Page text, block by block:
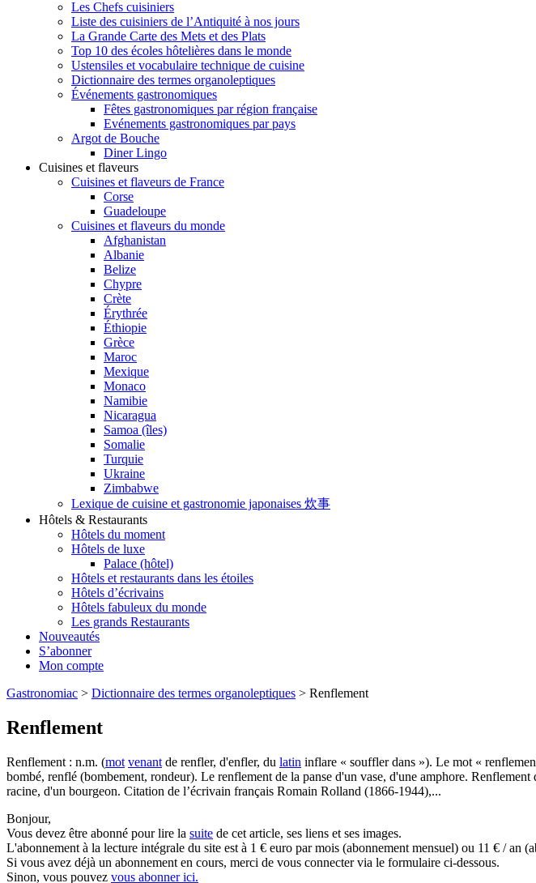
Les Chefs cuisiniers
Liste des cuisiniers de l’Antiquité à nos jours
La Grande Carte des Mets et des Plats
Top 10 des écoles hôtelières dans le monde
Ustensiles et vocabulaire technique de cuisine
Dictionnaire des termes organoleptiques
Événements gastronomiques
Fêtes gastronomiques par région française
Evénements gastronomiques par pays
Argot de Bouche
Diner Lingo
Cuisines et flaveurs
Cuisines et flaveurs de France
Corse
Guadeloupe
Cuisines et flaveurs du monde
Afghanistan
Albanie
Belize
Chypre
Crète
Érythrée
Éthiopie
Grèce
Maroc
Mexique
Monaco
Namibie
Nicaragua
Samoa (îles)
Somalie
Turquie
Ukraine
Zimbabwe
Lexique de cuisine et gastronomie japonaises 炊事
Hôtels & Restaurants
Hôtels du moment
Hôtels de luxe
Palace (hôtel)
Hôtels et restaurants dans les étoiles
Hôtels d’écrivains
Hôtels fabuleux du monde
Les grands Restaurants
Nouveautés
S’abonner
Mon compte
Gastronomiac > Dictionnaire des termes organoleptiques > Renflement
Renflement
Renflement : n.m. (mot venant de renfler, d'enfler, du latin inflare « souffler dans »). Le mot «
bombé, renflé (bombement, rondeur). Le renflement de la panse d'un vase, d'une amphore. Renflement
racine, d'un bourgeon. Citation de l’écrivain français Romain Rolland (1866-1944),...
Bonjour,
Vous devez être abonné pour lire la suite de cet article, ses liens et ses images.
L'abonnement à la lecture intégrale du site est à 1 € euro par mois (abonnement mensuel) ou 11 € / an
Si vous avez déjà un abonnement en cours, merci de vous connecter via le formulaire ci-dessous.
Sinon, vous pouvez vous abonner ici.